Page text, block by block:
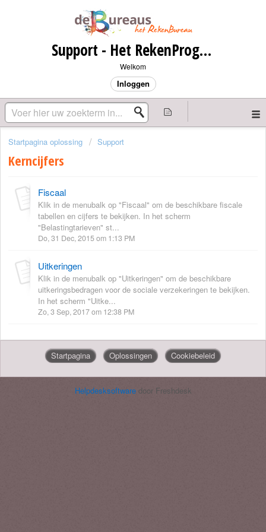
Support - Het RekenProgramma
Welkom
Inloggen
Startpagina oplossing Support
Kerncijfers
Fiscaal
Klik in de menubalk op "Fiscaal" om de beschikbare fiscale
tabellen en cijfers te bekijken. In het scherm
"Belastingtarieven" st...
Do, 31 Dec, 2015 om 1:13 PM
Uitkeringen
Klik in de menubalk op "Uitkeringen" om de beschikbare
uitkeringsbedragen voor de sociale verzekeringen te bekijken.
In het scherm "Uitke...
Zo, 3 Sep, 2017 om 12:38 PM
Startpagina Oplossingen Cookiebeleid
Helpdesksoftware door Freshdesk